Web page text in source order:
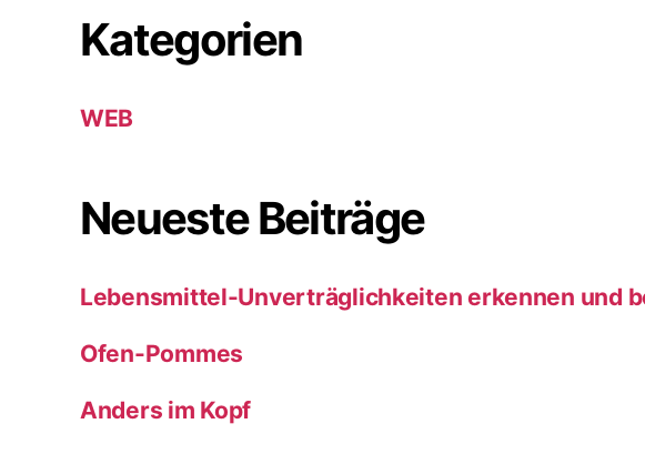
Kategorien
WEB
Neueste Beiträge
Lebensmittel-Unverträglichkeiten erkennen und
Ofen-Pommes
Anders im Kopf